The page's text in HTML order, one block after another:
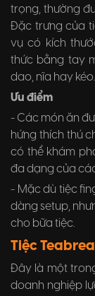
trọng, thường
Đặc trưng của
vụ có kích
thức bằng tay
dao, nĩa hay kéo.
Ưu điểm
- Các món ăn
hứng thích thú
có thể khám
đa dạng của
- Mặc dù tiệc
dàng setup,
cho bữa tiệc.
Tiệc
Đây là một
doanh nghiệp